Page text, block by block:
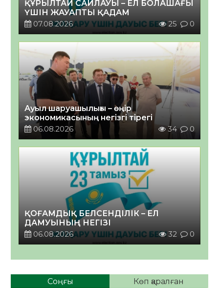
ҚҰРЫЛТАЙ САЙЛАУЫ – ЕЛ БОЛАШАҒЫ
ҮШІН ЖАУАПТЫ ҚАДАМ
07.08.2026
25 0
Ауыл шаруашылығы – өңір
экономикасының негізгі тірегі
06.08.2026
34 0
ҚОҒАМДЫҚ БЕЛСЕНДІЛІК – ЕЛ
ДАМУЫНЫҢ НЕГІЗІ
06.08.2026
32 0
Соңғы Көп қаралған